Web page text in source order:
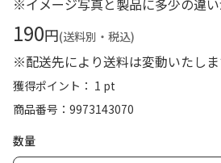
※イメージ写真と製品に多少の違い
190円(送料別・税込)
※配送先により送料は変動いたしま
獲得ポイント： 1 pt
商品番号
9973143070
数量